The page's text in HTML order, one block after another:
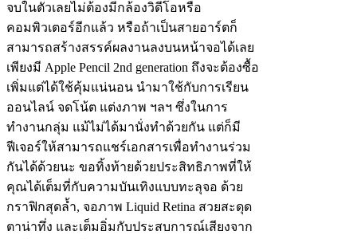
จบในตัวเลยไม่ต้องมีกล้องวิดีโอหรือ
คอมพิวเตอร์อีกแล้ว หรือถ้าเป็นสายอาร์ตก็
สามารถสร้างสรรค์ผลงานลงบนหน้าจอได้เลย
เพียงมี Apple Pencil 2nd generation ถึงจะต้องซื้อ
เพิ่มแต่ได้ใช้คุ้มแน่นอน นำมาใช้กับการเรียน
ออนไลน์ จดโน้ต แต่งภาพ ฯลฯ ซึ่งในการ
ทำงานกลุ่ม แม้ไม่ได้มานั่งทำด้วยกัน แต่ก็มี
ฟีเจอร์ให้สามารถแชร์เอกสารเพื่อทำงานร่วม
กันได้ด้วยนะ ขอทิ้งท้ายด้วยประสิทธิภาพที่ให้
คุณได้เต็มที่กับความบันเทิงแบบทะลุจอ ด้วย
กราฟิกสุดล้ำ, จอภาพ Liquid Retina สวยสะดุด
ตาน่าทึ่ง และเต็มอิ่มกับประสบการณ์เสียงจาก